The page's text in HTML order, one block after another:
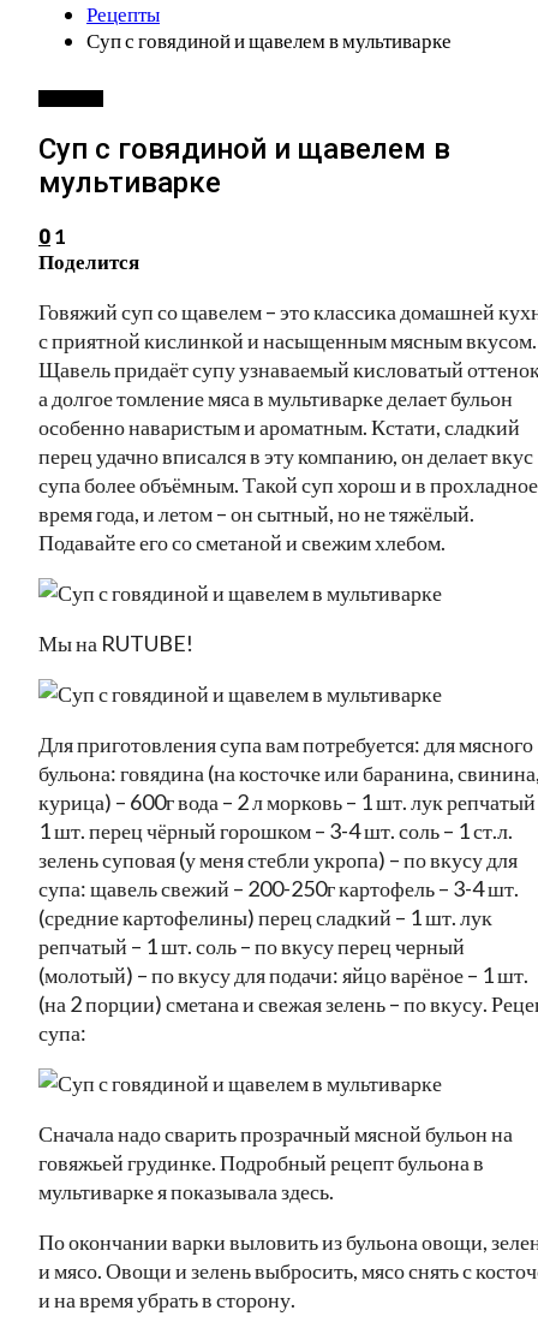
Рецепты
Суп с говядиной и щавелем в мультиварке
Суп с говядиной и щавелем в
мультиварке
0 1
Поделится
Говяжий суп со щавелем – это классика домашней
с приятной кислинкой и насыщенным мясным вкусом.
Щавель придаёт супу узнаваемый кисловатый
а долгое томление мяса в мультиварке делает бульон
особенно наваристым и ароматным. Кстати, сладкий
перец удачно вписался в эту компанию, он делает вкус
супа более объёмным. Такой суп хорош и в прохладное
время года, и летом – он сытный, но не тяжёлый.
Подавайте его со сметаной и свежим хлебом.
Мы на RUTUBE!
Для приготовления супа вам потребуется: для мясного
бульона: говядина (на косточке или баранина,
курица) – 600г вода – 2 л морковь – 1 шт. лук
1 шт. перец чёрный горошком – 3-4 шт. соль – 1 ст.л.
зелень суповая (у меня стебли укропа) – по вкусу для
супа: щавель свежий – 200-250г картофель – 3-4 шт.
(средние картофелины) перец сладкий – 1 шт. лук
репчатый – 1 шт. соль – по вкусу перец черный
(молотый) – по вкусу для подачи: яйцо варёное – 1 шт.
(на 2 порции) сметана и свежая зелень – по вкусу.
супа:
Сначала надо сварить прозрачный мясной бульон на
говяжьей грудинке. Подробный рецепт бульона в
мультиварке я показывала здесь.
По окончании варки выловить из бульона овощи,
и мясо. Овощи и зелень выбросить, мясо снять с
и на время убрать в сторону.